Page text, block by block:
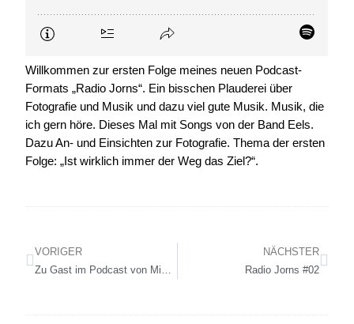
Willkommen zur ersten Folge meines neuen Podcast-
Formats „Radio Jorns“. Ein bisschen Plauderei über
Fotografie und Musik und dazu viel gute Musik. Musik, die
ich gern höre. Dieses Mal mit Songs von der Band Eels.
Dazu An- und Einsichten zur Fotografie. Thema der ersten
Folge: „Ist wirklich immer der Weg das Ziel?“.
VORIGER
Zu Gast im Podcast von Michel Birnbacher – dem Leica Enthusiasten …
NÄCHSTER
Radio Jorns #02